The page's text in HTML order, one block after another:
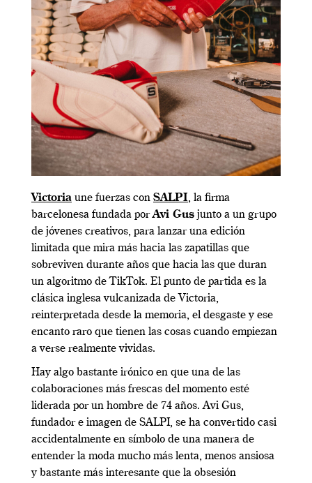
Victoria une fuerzas con SALPI, la firma
barcelonesa fundada porAvi Gus junto a un grupo
de jóvenes creativos, para lanzar una edición
limitada que mira más hacia las zapatillas que
sobreviven durante años que hacia las que duran
un algoritmo de TikTok. El punto de partida es la
clásica inglesa vulcanizada de Victoria,
reinterpretada desde la memoria, el desgaste y ese
encanto raro que tienen las cosas cuando empiezan
a verse realmente vividas.
Hay algo bastante irónico en que una de las
colaboraciones más frescas del momento esté
liderada por un hombre de 74 años. Avi Gus,
fundador e imagen de SALPI, se ha convertido casi
accidentalmente en símbolo de una manera de
entender la moda mucho más lenta, menos ansiosa
y bastante más interesante que la obsesión